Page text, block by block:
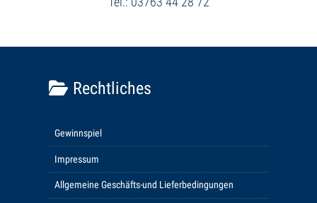
Rechtliches
Gewinnspiel
Impressum
Allgemeine Geschäfts-und Lieferbedingungen